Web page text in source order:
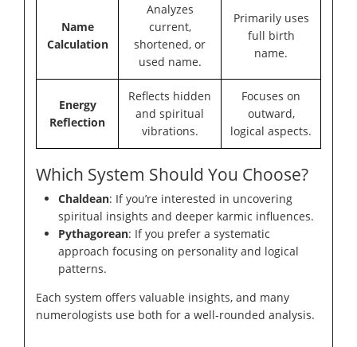
Name
Calculation
Analyzes
current,
shortened, or
used name.
Primarily uses
full birth
name.
Energy
Reflection
Reflects hidden
and spiritual
vibrations.
Focuses on
outward,
logical aspects.
Which System Should You Choose?
Chaldean: If you’re interested in uncovering
spiritual insights and deeper karmic influences.
Pythagorean: If you prefer a systematic
approach focusing on personality and logical
patterns.
Each system offers valuable insights, and many
numerologists use both for a well-rounded analysis.